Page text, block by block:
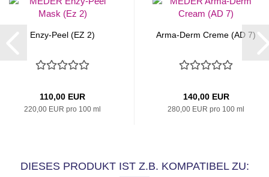
Enzy-Peel (EZ 2)
110,00 EUR
220,00 EUR pro 100 ml
Arma-Derm Creme (AD 7)
140,00 EUR
280,00 EUR pro 100 ml
DIESES PRODUKT IST Z.B. KOMPATIBEL ZU: